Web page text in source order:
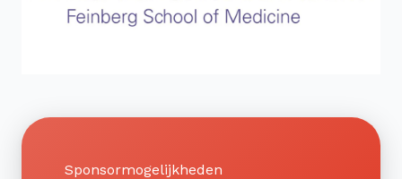
Sponsormogelijkheden